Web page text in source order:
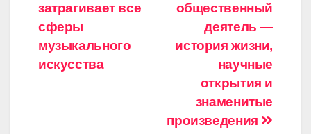
общественный
деятель —
история жизни,
научные
открытия и
знаменитые
произведения
затрагивает все
сферы
музыкального
искусства